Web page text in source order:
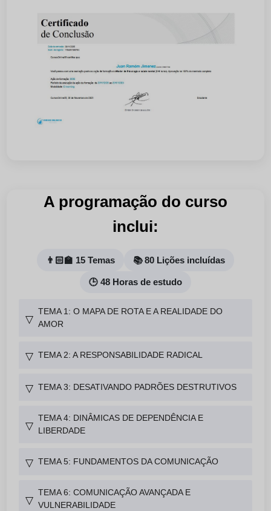
A programação do curso
inclui:
👨🏻‍🏫 15 Temas 📚 80 Lições incluídas
🕒 48 Horas de estudo
▽
TEMA 1: O MAPA DE ROTA E A REALIDADE DO
AMOR
▽ TEMA 2: A RESPONSABILIDADE RADICAL
▽ TEMA 3: DESATIVANDO PADRÕES DESTRUTIVOS
▽
TEMA 4: DINÂMICAS DE DEPENDÊNCIA E
LIBERDADE
▽ TEMA 5: FUNDAMENTOS DA COMUNICAÇÃO
▽
TEMA 6: COMUNICAÇÃO AVANÇADA E
VULNERABILIDADE